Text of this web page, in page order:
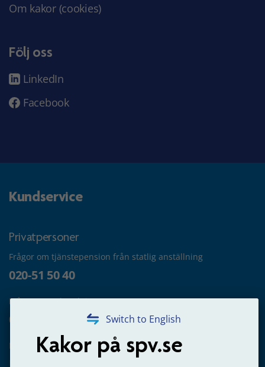
Switch to English
Kakor på spv.se
Om kakor (cookies)
Följ oss
LinkedIn
Facebook
Kundservice
Privatpersoner
Frågor om tjänstepension från statlig anställning
020-51 50 40
Frågor om utbetalning
020-65 00 65
Kontakta oss